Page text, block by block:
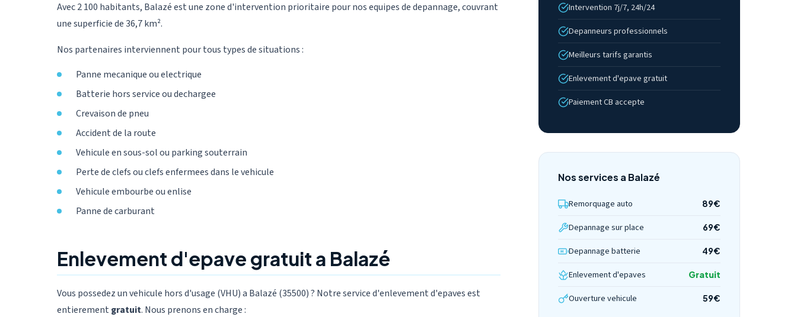
Avec 2 100 habitants, Balazé est une zone d'intervention prioritaire pour nos equipes de depannage, couvrant
une superficie de 36,7 km².
Nos partenaires interviennent pour tous types de situations :
Panne mecanique ou electrique
Batterie hors service ou dechargee
Crevaison de pneu
Accident de la route
Vehicule en sous-sol ou parking souterrain
Perte de clefs ou clefs enfermees dans le vehicule
Vehicule embourbe ou enlise
Panne de carburant
Enlevement d'epave gratuit a Balazé
Vous possedez un vehicule hors d'usage (VHU) a Balazé (35500) ? Notre service d'enlevement d'epaves est
entierement gratuit. Nous prenons en charge :
Intervention 7j/7, 24h/24
Depanneurs professionnels
Meilleurs tarifs garantis
Enlevement d'epave gratuit
Paiement CB accepte
Nos services a Balazé
Remorquage auto 89€
Depannage sur place 69€
Depannage batterie 49€
Enlevement d'epaves Gratuit
Ouverture vehicule 59€